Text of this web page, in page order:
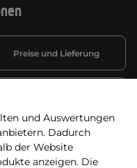
Preise und Lieferung
Batterieentsorgung
und Auswertungen
Dadurch
der Website
anzeigen. Die